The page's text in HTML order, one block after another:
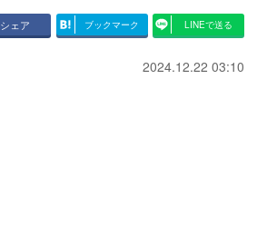
シェア ブックマーク LINEで送る
2024.12.22 03:10